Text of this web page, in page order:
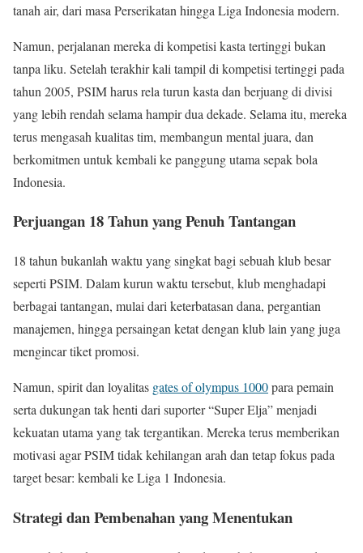
tanah air, dari masa Perserikatan hingga Liga Indonesia modern.
Namun, perjalanan mereka di kompetisi kasta tertinggi bukan
tanpa liku. Setelah terakhir kali tampil di kompetisi tertinggi pada
tahun 2005, PSIM harus rela turun kasta dan berjuang di divisi
yang lebih rendah selama hampir dua dekade. Selama itu, mereka
terus mengasah kualitas tim, membangun mental juara, dan
berkomitmen untuk kembali ke panggung utama sepak bola
Indonesia.
Perjuangan 18 Tahun yang Penuh Tantangan
18 tahun bukanlah waktu yang singkat bagi sebuah klub besar
seperti PSIM. Dalam kurun waktu tersebut, klub menghadapi
berbagai tantangan, mulai dari keterbatasan dana, pergantian
manajemen, hingga persaingan ketat dengan klub lain yang juga
mengincar tiket promosi.
Namun, spirit dan loyalitas gates of olympus 1000para pemain
serta dukungan tak henti dari suporter “Super Elja” menjadi
kekuatan utama yang tak tergantikan. Mereka terus memberikan
motivasi agar PSIM tidak kehilangan arah dan tetap fokus pada
target besar: kembali ke Liga 1 Indonesia.
Strategi dan Pembenahan yang Menentukan